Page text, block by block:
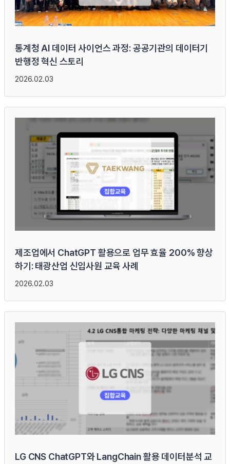
통계청 AI 데이터 사이언스 과정: 공공기관의 데이터기
반행정 혁신 스토리
2026.02.03
제조업에서 ChatGPT 활용으로 업무 효율 200% 향상
하기: 태광산업 신입사원 교육 사례
2026.02.03
LG CNS ChatGPT와 LangChain 활용 데이터분석 교